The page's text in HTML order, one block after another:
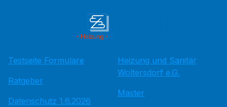
Testseite Formulare
Ratgeber
Datenschutz 1.6.2026
Heizung und Sanitär
Woltersdorf e.G.
Master